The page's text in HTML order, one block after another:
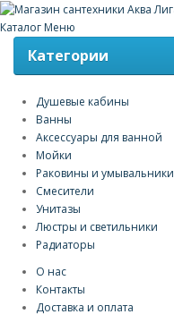
Каталог Меню
Категории
Душевые кабины
Ванны
Аксессуары для ванной
Мойки
Раковины и умывальники
Смесители
Унитазы
Люстры и светильники
Радиаторы
О нас
Контакты
Доставка и оплата